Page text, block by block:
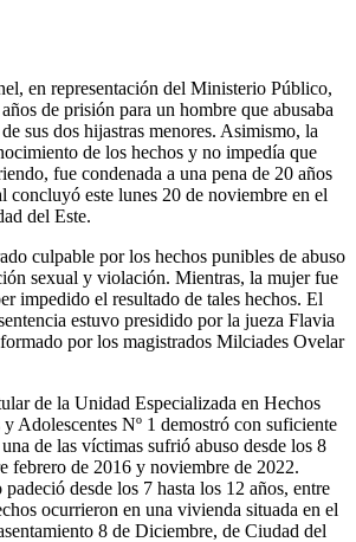
en representación del Ministerio Público,
de prisión para un hombre que abusaba
sus dos hijastras menores. Asimismo, la
de los hechos y no impedía que
fue condenada a una pena de 20 años
concluyó este lunes 20 de noviembre en el
del Este.
culpable por los hechos punibles de abuso
sexual y violación. Mientras, la mujer fue
impedido el resultado de tales hechos. El
estuvo presidido por la jueza Flavia
por los magistrados Milciades Ovelar
de la Unidad Especializada en Hechos
Adolescentes Nº 1 demostró con suficiente
de las víctimas sufrió abuso desde los 8
febrero de 2016 y noviembre de 2022.
desde los 7 hasta los 12 años, entre
ocurrieron en una vivienda situada en el
8 de Diciembre, de Ciudad del